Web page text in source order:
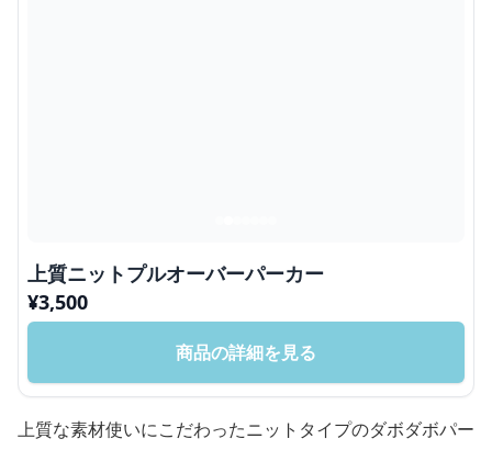
上質ニットプルオーバーパーカー
¥3,500
商品の詳細を見る
上質な素材使いにこだわったニットタイプのダボダボパー